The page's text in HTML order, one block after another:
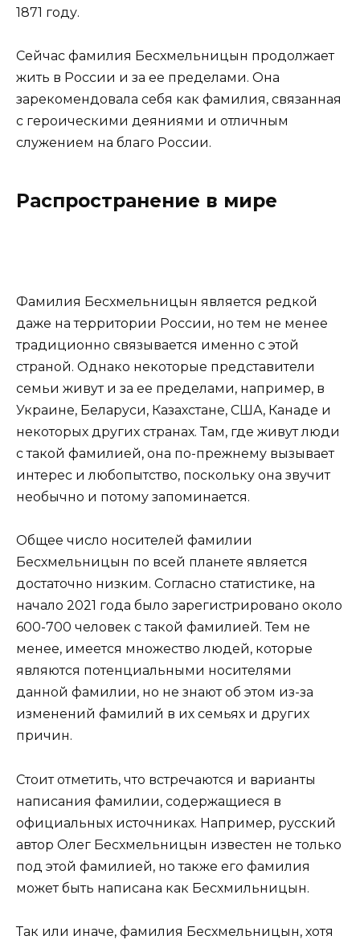
1871 году.
Сейчас фамилия Бесхмельницын продолжает
жить в России и за ее пределами. Она
зарекомендовала себя как фамилия, связанная
с героическими деяниями и отличным
служением на благо России.
Распространение в мире
Фамилия Бесхмельницын является редкой
даже на территории России, но тем не менее
традиционно связывается именно с этой
страной. Однако некоторые представители
семьи живут и за ее пределами, например, в
Украине, Беларуси, Казахстане, США, Канаде и
некоторых других странах. Там, где живут люди
с такой фамилией, она по-прежнему вызывает
интерес и любопытство, поскольку она звучит
необычно и потому запоминается.
Общее число носителей фамилии
Бесхмельницын по всей планете является
достаточно низким. Согласно статистике, на
начало 2021 года было зарегистрировано около
600-700 человек с такой фамилией. Тем не
менее, имеется множество людей, которые
являются потенциальными носителями
данной фамилии, но не знают об этом из-за
изменений фамилий в их семьях и других
причин.
Стоит отметить, что встречаются и варианты
написания фамилии, содержащиеся в
официальных источниках. Например, русский
автор Олег Бесхмельницын известен не только
под этой фамилией, но также его фамилия
может быть написана как Бесхмильницын.
Так или иначе, фамилия Бесхмельницын, хотя